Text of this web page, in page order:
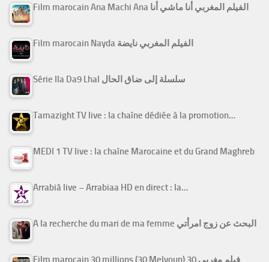
Film marocain Ana Machi Ana الفيلم المغربي أنا ماشي أنا
Film marocain Nayda الفيلم المغربي نايضة
Série Ila Da9 Lhal سلسلة إلى ضاق الحال
Tamazight TV live : la chaîne dédiée à la promotion…
MEDI 1 TV live : la chaîne Marocaine et du Grand Maghreb
Arrabiâ live – Arrabiaa HD en direct : la…
A la recherche du mari de ma femme البحث عن زوج امرأتي
Film marocain 30 millions (30 Melyoun) فيلم مغربي 30